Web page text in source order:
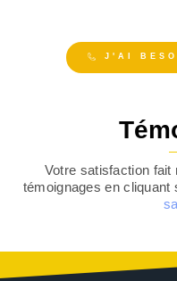
J'AI
Votre satisfaction
témoignages en cliquant